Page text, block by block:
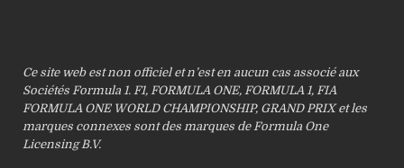
Ce site web est non officiel et n’est en aucun cas associé aux
Sociétés Formula 1. F1, FORMULA ONE, FORMULA 1, FIA
FORMULA ONE WORLD CHAMPIONSHIP, GRAND PRIX et les
marques connexes sont des marques de Formula One
Licensing B.V.